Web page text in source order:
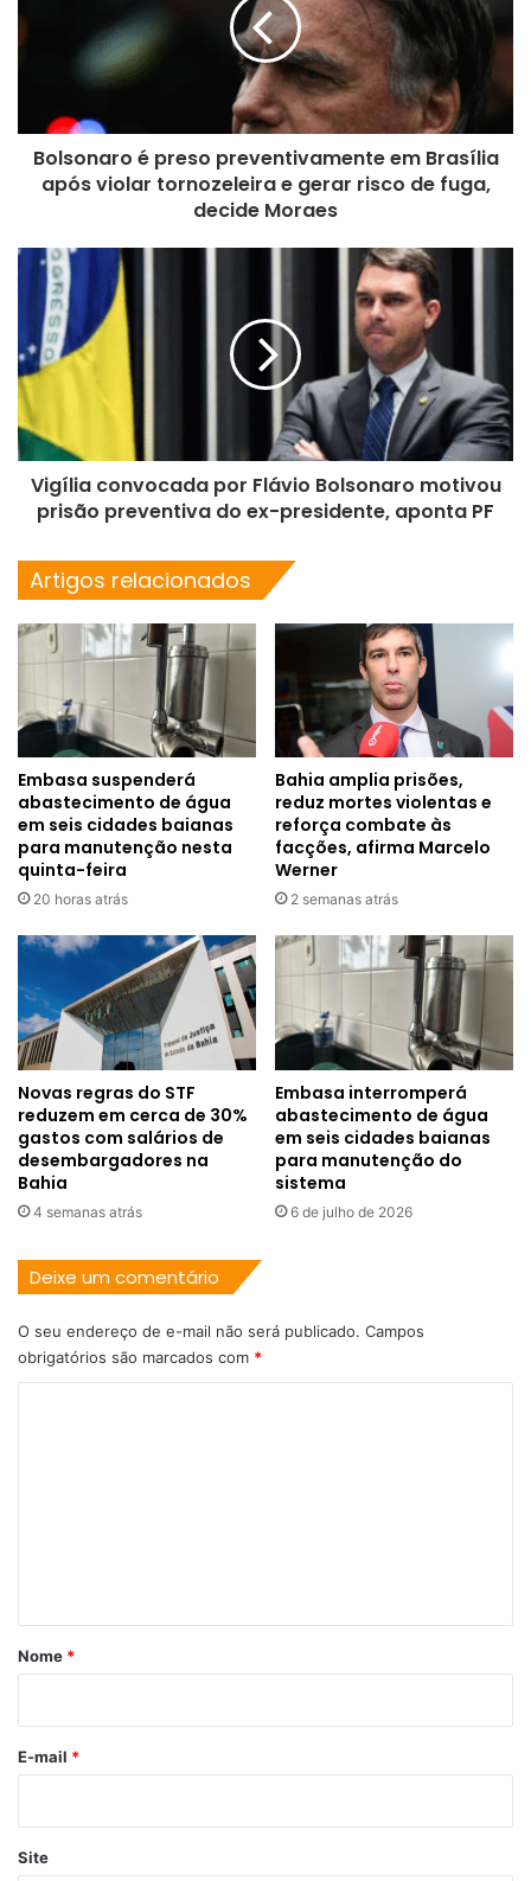
Bolsonaro é preso preventivamente em Brasília
após violar tornozeleira e gerar risco de fuga,
decide Moraes
Vigília convocada por Flávio Bolsonaro motivou
prisão preventiva do ex-presidente, aponta PF
Artigos relacionados
Embasa suspenderá
abastecimento de água
em seis cidades baianas
para manutenção nesta
quinta-feira
20 horas atrás
Bahia amplia prisões,
reduz mortes violentas e
reforça combate às
facções, afirma Marcelo
Werner
2 semanas atrás
Novas regras do STF
reduzem em cerca de 30%
gastos com salários de
desembargadores na
Bahia
4 semanas atrás
Embasa interromperá
abastecimento de água
em seis cidades baianas
para manutenção do
sistema
6 de julho de 2026
Deixe um comentário
O seu endereço de e-mail não será publicado. Campos
obrigatórios são marcados com *
r
*
Nome *
E-mail *
Site